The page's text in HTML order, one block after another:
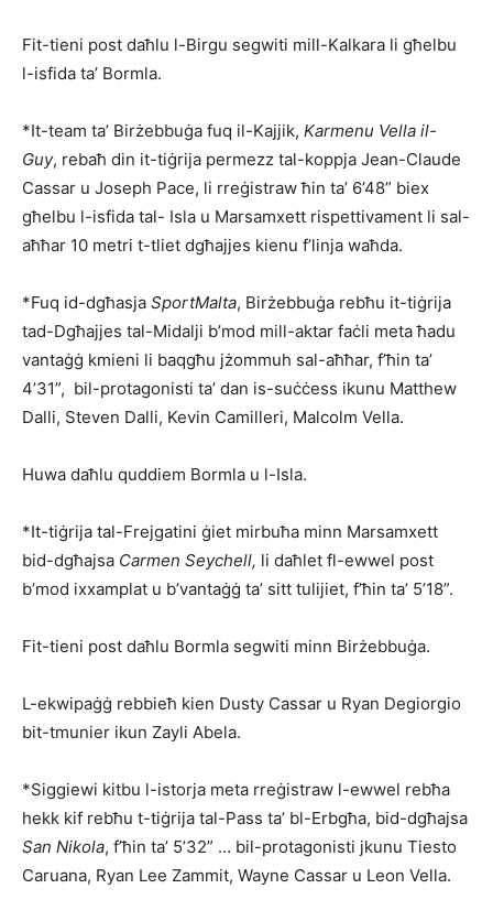
Fit-tieni post daħlu l-Birgu segwiti mill-Kalkara li għelbu
l-isfida ta’ Bormla.
*It-team ta’ Birżebbuġa fuq il-Kajjik, Karmenu Vella il-
Guy, rebaħ din it-tiġrija permezz tal-koppja Jean-Claude
Cassar u Joseph Pace, li rreġistraw ħin ta’ 6’48” biex
għelbu l-isfida tal- Isla u Marsamxett rispettivament li sal-
aħħar 10 metri t-tliet dgħajjes kienu f’linja waħda.
*Fuq id-dgħasja SportMalta, Birżebbuġa rebħu it-tiġ­rija
tad-Dgħajjes tal-Midalji b’mod mill-aktar faċli meta ħadu
vantaġġ kmieni li baqgħu jżommuh sal-aħħar, f’ħin ta’
4’31”, bil-protagonisti ta’ dan is-suċċess ikunu Matthew
Dalli, Steven Dalli, Kevin Camilleri, Malcolm Vella.
Huwa daħlu quddiem Bormla u l-Isla.
*It-tiġrija tal-Frejgatini ġiet mirbuħa minn Marsam­xett
bid-dgħajsa Carmen Sey­chell, li daħlet fl-ewwel post
b’mod ixxamplat u b’vantaġġ ta’ sitt tulijiet, f’ħin ta’ 5’18”.
Fit-tieni post daħlu Bormla segwiti minn Birżebbuġa.
L-ekwipaġġ rebbieħ kien Dusty Cassar u Ryan Degiorgio
bit-tmunier ikun Zayli Abela.
*Siggiewi kitbu l-istorja meta rreġistraw l-ewwel reb­ħa
hekk kif rebħu t-tiġrija tal-Pass ta’ bl-Erbgħa, bid-dgħajsa
San Nikola, f’ħin ta’ 5’32” … bil-protagonisti jkunu Tiesto
Caruana, Ryan Lee Zammit, Wayne Cassar u Leon Vella.